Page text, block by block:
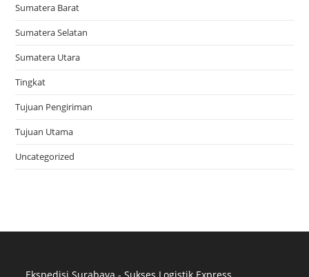
Sumatera Barat
Sumatera Selatan
Sumatera Utara
Tingkat
Tujuan Pengiriman
Tujuan Utama
Uncategorized